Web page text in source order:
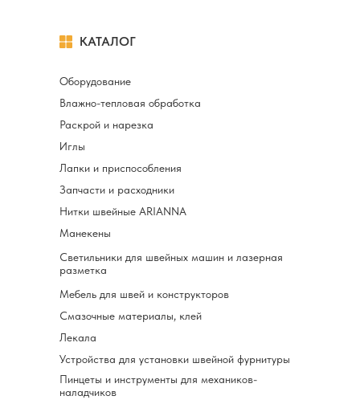
КАТАЛОГ
Оборудование
Лапки и приспособления
Светильники для швейных машин и лазерная
разметка
Раскрой и нарезка
Нитки швейные ARIANNA
Смазочные материалы, клей
Влажно-тепловая обработка
Запчасти и расходники
Мебель для швей и конструкторов
Иглы
Манекены
Лекала
Устройства для установки швейной фурнитуры
Пинцеты и инструменты для механиков-
наладчиков